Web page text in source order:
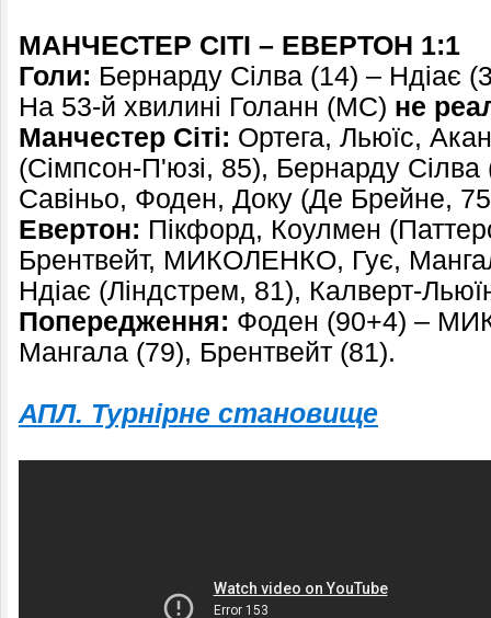
МАНЧЕСТЕР СІТІ – ЕВЕРТОН 1:1
Голи: Бернарду Сілва (14) – Ндіає
На 53-й хвилині Голанн (МС) не
Манчестер Сіті: Ортега, Льюїс,
(Сімпсон-П'юзі, 85), Бернарду
Савіньо, Фоден, Доку (Де Брейне,
Евертон: Пікфорд, Коулмен
Брентвейт, МИКОЛЕНКО, Гує,
Ндіає (Ліндстрем, 81), Калверт-
Попередження: Фоден (90+4) –
Мангала (79), Брентвейт (81).
АПЛ. Турнірне становище